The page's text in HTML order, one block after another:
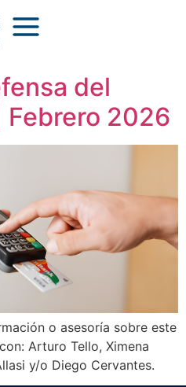
del
2026
o asesoría sobre este
Arturo Tello, Ximena
y/o Diego Cervantes.